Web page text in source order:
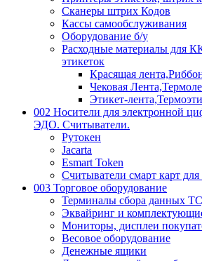
Сканеры штрих Кодов
Кассы самообслуживания
Оборудование б/у
Расходные материалы для
этикеток
Красящая
Чековая
Этикет-
002 Носители для электронной
ЭДО. Считыватели.
Рутокен
Jacarta
Esmart Token
Считыватели смарт карт
003 Торговое оборудование
Терминалы сбора данных
Эквайринг и
Мониторы, дисплеи
Весовое оборудование
Денежные ящики